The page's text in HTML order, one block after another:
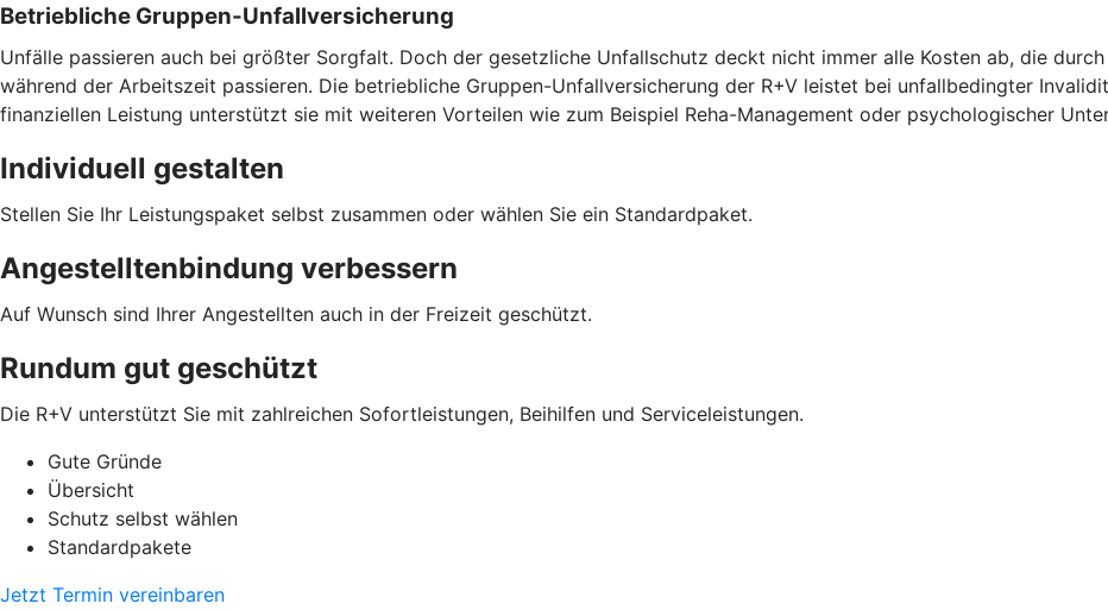
Betriebliche Gruppen-Unfallversicherung
Unfälle passieren auch bei größter Sorgfalt. Doch der gesetzliche Unfallschutz deckt nicht immer alle Kosten ab, die
während der Arbeitszeit passieren. Die betriebliche Gruppen-Unfallversicherung der R+V leistet bei unfallbedingter
finanziellen Leistung unterstützt sie mit weiteren Vorteilen wie zum Beispiel Reha-Management oder psychologischer
Individuell gestalten
Stellen Sie Ihr Leistungspaket selbst zusammen oder wählen Sie ein Standardpaket.
Angestelltenbindung verbessern
Auf Wunsch sind Ihrer Angestellten auch in der Freizeit geschützt.
Rundum gut geschützt
Die R+V unterstützt Sie mit zahlreichen Sofortleistungen, Beihilfen und Serviceleistungen.
Gute Gründe
Übersicht
Schutz selbst wählen
Standardpakete
Jetzt Termin vereinbaren